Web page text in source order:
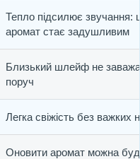
Тепло підсилює звучання:
аромат стає задушливим
Близький шлейф не
поруч
Легка свіжість без важких
Оновити аромат можна